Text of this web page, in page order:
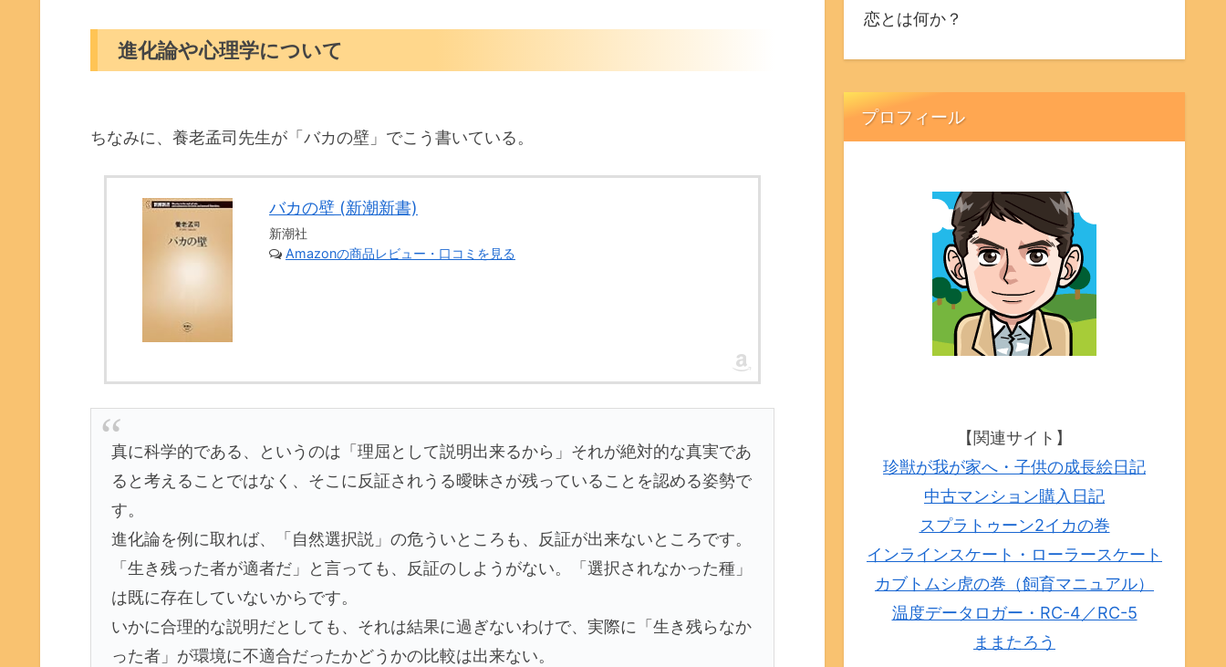
進化論や心理学について
ちなみに、養老孟司先生が「バカの壁」でこう書いている。
バカの壁 (新潮新書)
新潮社
Amazonの商品レビュー・口コミを見る
真に科学的である、というのは「理屈として説明出来るから」それが絶対的な真実であ
ると考えることではなく、そこに反証されうる曖昧さが残っていることを認める姿勢で
す。
進化論を例に取れば、「自然選択説」の危ういところも、反証が出来ないところです。
「生き残った者が適者だ」と言っても、反証のしようがない。「選択されなかった種」
は既に存在していないからです。
いかに合理的な説明だとしても、それは結果に過ぎないわけで、実際に「生き残らなか
った者」が環境に不適合だったかどうかの比較は出来ない。
恋とは何か？
プロフィール
【関連サイト】
珍獣が我が家へ・子供の成長絵日記
中古マンション購入日記
スプラトゥーン2イカの巻
インラインスケート・ローラースケート
カブトムシ虎の巻（飼育マニュアル）
温度データロガー・RC-4／RC-5
ままたろう